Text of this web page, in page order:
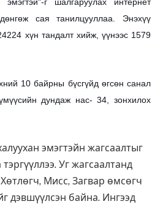
г шалгаруулах интернет
сая танилцууллаа. Энэхүү
хүн тандалт хийж, үүнээс 1579
10 байрны бүсгүйд өгсөн санал
дундаж нас- 34, зонхилох
эмэгтэйн жагсаалтыг
Уг жагсаалтанд
Мисс, Загвар өмсөгч
дэвшүүлсэн байна. Ингээд